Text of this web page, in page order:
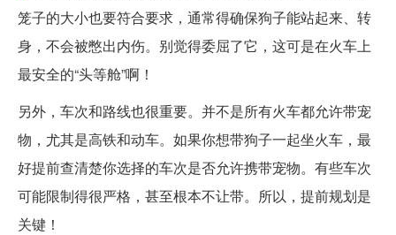
笼子的大小也要符合要求，通常得确保狗子能站起来、转
身，不会被憋出内伤。别觉得委屈了它，这可是在火车上
最安全的“头等舱”啊！
另外，车次和路线也很重要。并不是所有火车都允许带宠
物，尤其是高铁和动车。如果你想带狗子一起坐火车，最
好提前查清楚你选择的车次是否允许携带宠物。有些车次
可能限制得很严格，甚至根本不让带。所以，提前规划是
关键！